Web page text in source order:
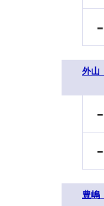
外山
豊嶋